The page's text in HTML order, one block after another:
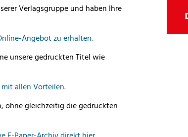
Verlagsgruppe und haben Ihre
Angebot zu erhalten.
unsere gedruckten Titel wie
allen Vorteilen.
ohne gleichzeitig die gedruckten